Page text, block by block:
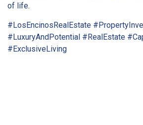
of life.
#LosEncinosRealEstate
#LuxuryAndPotential #RealEstate
#ExclusiveLiving